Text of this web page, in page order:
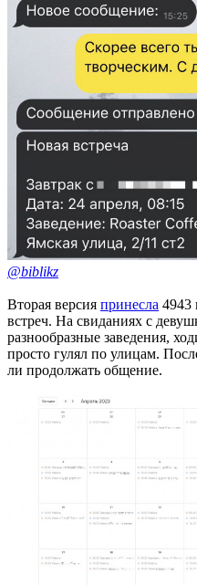
@biblikz
Вторая версия принесла 4943
встреч. На свиданиях с
разнообразные заведения,
просто гулял по улицам.
ли продолжать общение.